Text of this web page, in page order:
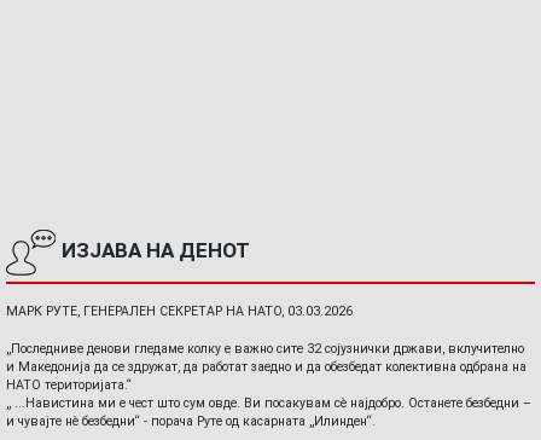
ИЗЈАВА НА ДЕНОТ
МАРК РУТЕ, ГЕНЕРАЛЕН СЕКРЕТАР НА НАТО, 03.03.2026
„Последниве денови гледаме колку е важно сите 32 сојузнички држави, вклучително
и Македонија да се здружат, да работат заедно и да обезбедат колективна одбрана на
НАТО територијата.“
„ ...Навистина ми е чест што сум овде. Ви посакувам сè најдобро. Останете безбедни –
и чувајте нè безбедни“ - порача Руте од касарната „Илинден“.